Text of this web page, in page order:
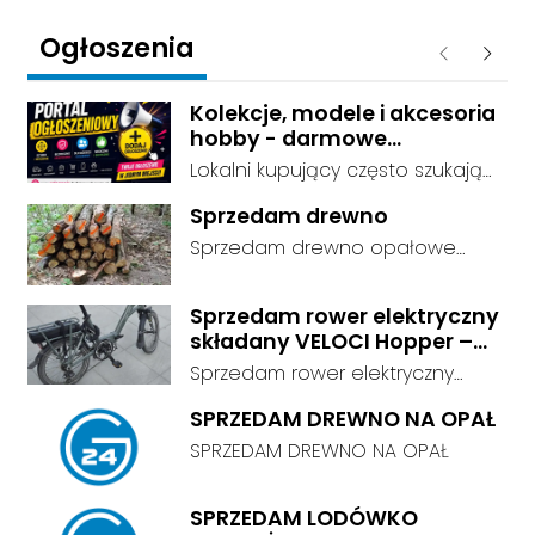
Ogłoszenia Poprzednie
Kolekcje, modele i akcesoria
hobby - darmowe
ogłoszenia, dodaj swoje za
Lokalni kupujący często szukają
w domu. Kategorie są czytelnie
podzielone, dzięki czemu osoby
kolekcjonerskich trafiają prosto
do Twojej oferty. Link do serwisu:
darmowe ogłoszenia -
szenia.pl/. Załóż konto albo
opublikuj ofertę od razu i
Sprzedam drewno
Sprzedam drewno opałowe
palenia transport w własnym
zakresie
Sprzedam rower elektryczny
składany VELOCI Hopper –
Bafang
Sprzedam rower elektryczny
Bafang | Przebieg tylko 663 km
Sprzedam składany rower
centralnym silnikiem Bafang M210
SPRZEDAM DREWNO NA OPAŁ
SPRZEDAM DREWNO NA OPAŁ
SPRZEDAM LODÓWKO